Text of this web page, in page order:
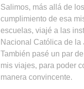
Salimos, más allá de
cumplimiento de esa
escuelas, viajé a las
Nacional Católica de la
También pasé un par
mis viajes, para poder
manera convincente.